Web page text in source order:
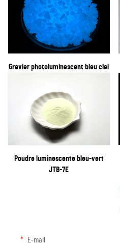
Gravier photoluminescent bleu ciel
Poudre luminescente bleu-vert
JTB-7E
E-mail